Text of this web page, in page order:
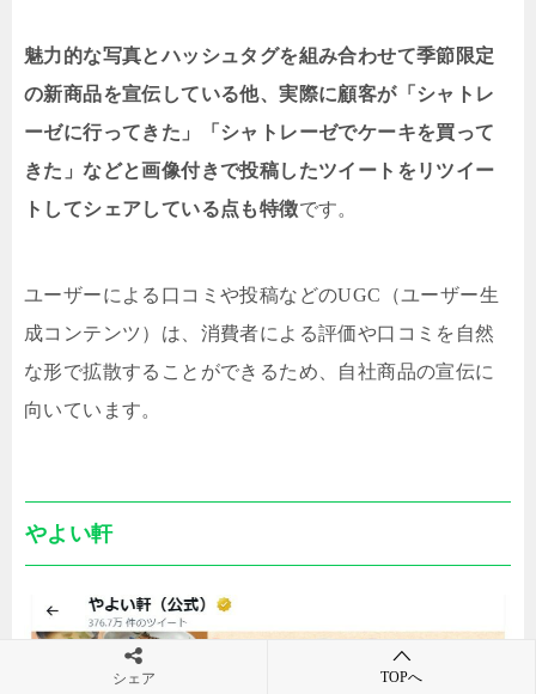
魅力的な写真とハッシュタグを組み合わせて季節限定
の新商品を宣伝している他、実際に顧客が「シャトレ
ーゼに行ってきた」「シャトレーゼでケーキを買って
きた」などと画像付きで投稿したツイートをリツイー
トしてシェアしている点も特徴です。
ユーザーによる口コミや投稿などのUGC（ユーザー生
成コンテンツ）は、消費者による評価や口コミを自然
な形で拡散することができるため、自社商品の宣伝に
向いています。
やよい軒
シェア TOPへ